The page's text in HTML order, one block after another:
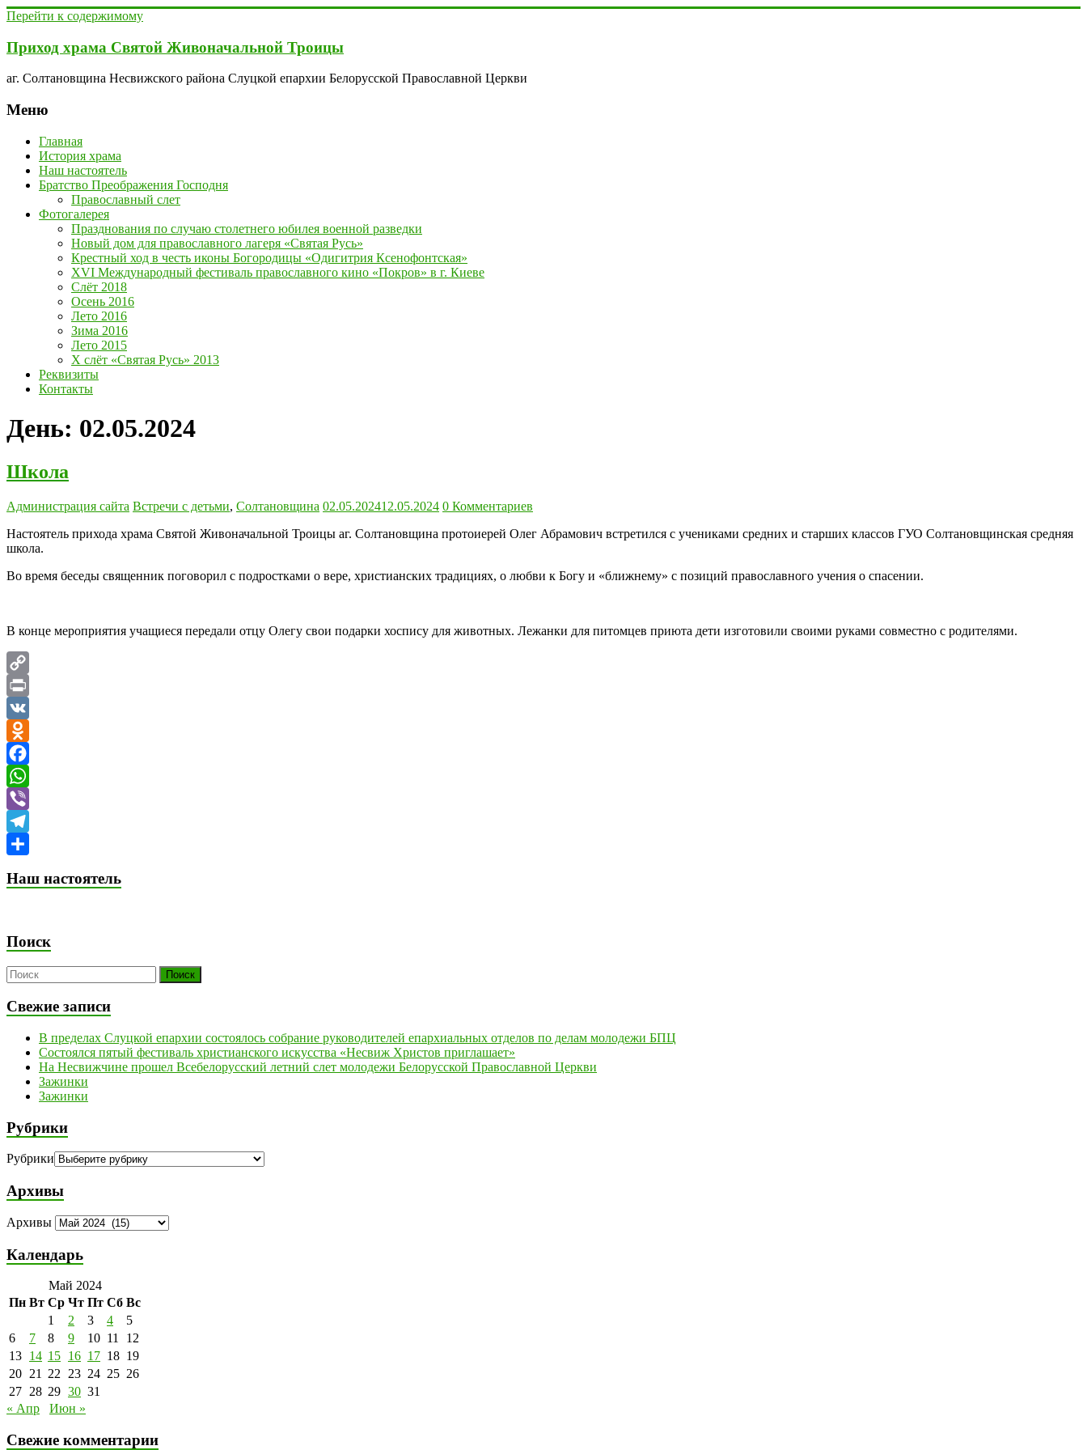
Перейти к содержимому
Приход храма Святой Живоначальной Троицы
аг. Солтановщина Несвижского района Слуцкой епархии Белорусской Православной Церкви
Меню
Главная
История храма
Наш настоятель
Братство Преображения Господня
Православный слет
Фотогалерея
Празднования по случаю столетнего юбилея военной разведки
Новый дом для православного лагеря «Святая Русь»
Крестный ход в честь иконы Богородицы «Одигитрия Ксенофонтская»
XVI Международный фестиваль православного кино «Покров» в г. Киеве
Слёт 2018
Осень 2016
Лето 2016
Зима 2016
Лето 2015
Х слёт «Святая Русь» 2013
Реквизиты
Контакты
День: 02.05.2024
Школа
Администрация сайта Встречи с детьми, Солтановщина 02.05.202412.05.2024 0 Комментариев
Настоятель прихода храма Святой Живоначальной Троицы аг. Солтановщина протоиерей Олег Абрамович встретился с учениками средних и старших классов ГУО Солтановщинская средняя
школа.
Во время беседы священник поговорил с подростками о вере, христианских традициях, о любви к Богу и «ближнему» с позиций православного учения о спасении.
В конце мероприятия учащиеся передали отцу Олегу свои подарки хоспису для животных. Лежанки для питомцев приюта дети изготовили своими руками совместно с родителями.
Copy
Link
Print
VK
Odnoklassniki
Facebook
WhatsApp
Viber
Telegram
Наш настоятель
Поиск
Свежие записи
В пределах Слуцкой епархии состоялось собрание руководителей епархиальных отделов по делам молодежи БПЦ
Состоялся пятый фестиваль христианского искусства «Несвиж Христов приглашает»
На Несвижчине прошел Всебелорусский летний слет молодежи Белорусской Православной Церкви
Зажинки
Зажинки
Рубрики
Рубрики
Архивы
Архивы
Календарь
Май 2024
Пн Вт Ср Чт Пт Сб Вс
1
2 3 4
5
6
7 8 9 10 11
12
13 14 15 16 17 18 19
20 21 22 23 24 25 26
27 28 29 30 31
« Апр
Июн »
Свежие комментарии